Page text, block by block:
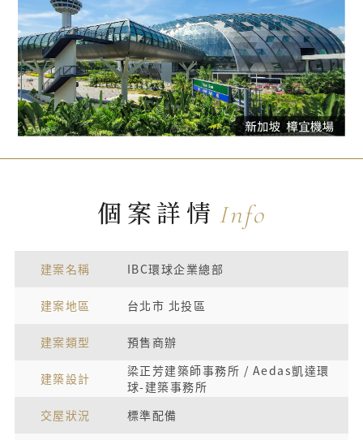
個案詳情 Info
建案名稱 IBC環球企業總部
建案地區 台北市 北投區
建案類型 預售商辦
建築設計
梁正芳建築師事務所 / Aedas凱達環
球-建築事務所
交屋狀況
標準配備